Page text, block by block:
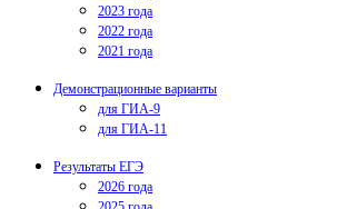
2023 года
2022 года
2021 года
Демонстрационные варианты
для ГИА-9
для ГИА-11
Результаты ЕГЭ
2026 года